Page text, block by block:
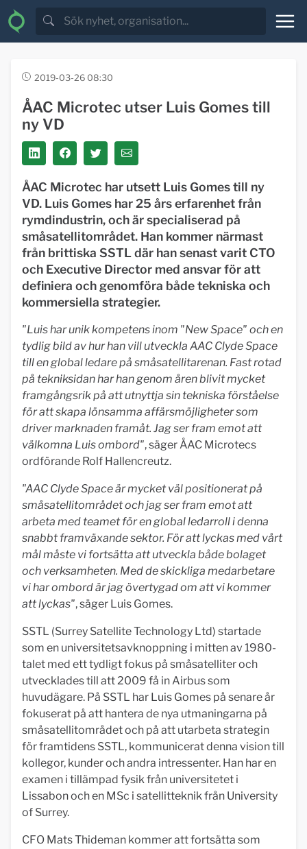
2019-03-26 08:30
ÅAC Microtec utser Luis Gomes till
ny VD
ÅAC Microtec har utsett Luis Gomes till ny
VD. Luis Gomes har 25 års erfarenhet från
rymdindustrin, och är specialiserad på
småsatellitområdet. Han kommer närmast
från brittiska SSTL där han senast varit CTO
och Executive Director med ansvar för att
definiera och genomföra både tekniska och
kommersiella strategier.
"Luis har unik kompetens inom "New Space" och en
tydlig bild av hur han vill utveckla AAC Clyde Space
till en global ledare på småsatellitarenan. Fast rotad
på tekniksidan har han genom åren blivit mycket
framgångsrik på att utnyttja sin tekniska förståelse
för att skapa lönsamma affärsmöjligheter som
driver marknaden framåt. Jag ser fram emot att
välkomna Luis ombord", säger ÅAC Microtecs
ordförande Rolf Hallencreutz.
"AAC Clyde Space är mycket väl positionerat på
småsatellitområdet och jag ser fram emot att
arbeta med teamet för en global ledarroll i denna
snabbt framväxande sektor. För att lyckas med vårt
mål måste vi fortsätta att utveckla både bolaget
och verksamheten. Med de skickliga medarbetare
vi har ombord är jag övertygad om att vi kommer
att lyckas", säger Luis Gomes.
SSTL (Surrey Satellite Technology Ltd) startade
som en universitetsavknoppning i mitten av 1980-
talet med ett tydligt fokus på småsatelliter och
utvecklades till att 2009 få in Airbus som
huvudägare. På SSTL har Luis Gomes på senare år
fokuserat på att hantera de nya utmaningarna på
småsatellitområdet och på att utarbeta strategin
för framtidens SSTL, kommunicerat denna vision till
kollegor, kunder och andra intressenter. Han har en
examen i tillämpad fysik från universitetet i
Lissabon och en MSc i satellitteknik från University
of Surrey.
CFO Mats Thideman kommer att fortsätta som